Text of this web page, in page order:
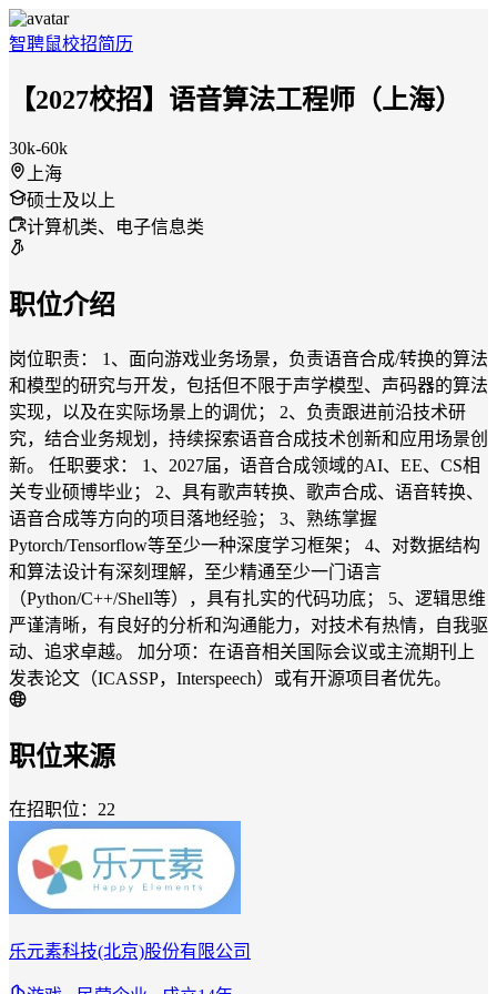
智聘鼠校招简历
【2027校招】语音算法工程师（上海）
30k-60k
上海
硕士及以上
计算机类、电子信息类
职位介绍
岗位职责： 1、面向游戏业务场景，负责语音合成/转换的算法
和模型的研究与开发，包括但不限于声学模型、声码器的算法
实现，以及在实际场景上的调优； 2、负责跟进前沿技术研
究，结合业务规划，持续探索语音合成技术创新和应用场景创
新。 任职要求： 1、2027届，语音合成领域的AI、EE、CS相
关专业硕博毕业； 2、具有歌声转换、歌声合成、语⾳转换、
语音合成等⽅向的项⽬落地经验； 3、熟练掌握
Pytorch/Tensorflow等至少一种深度学习框架； 4、对数据结构
和算法设计有深刻理解，至少精通⾄少⼀⻔语言
（Python/C++/Shell等），具有扎实的代码功底； 5、逻辑思维
严谨清晰，有良好的分析和沟通能力，对技术有热情，自我驱
动、追求卓越。 加分项：在语音相关国际会议或主流期刊上
发表论文（ICASSP，Interspeech）或有开源项目者优先。
职位来源
在招职位：22
乐元素科技(北京)股份有限公司